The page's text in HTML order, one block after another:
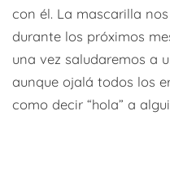
con él. La mascarilla
durante los próximos
una vez saludaremos a
aunque ojalá todos los
como decir “hola” a